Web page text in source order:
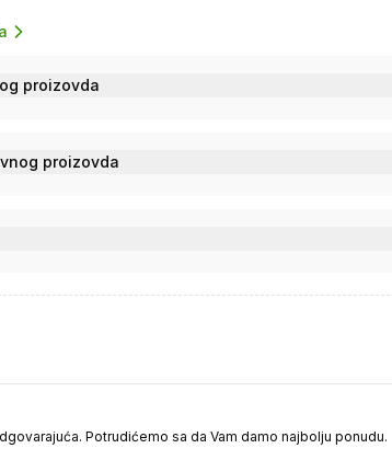
proizovda
proizovda
Potrudićemo sa da Vam damo najbolju ponudu.